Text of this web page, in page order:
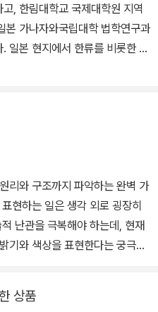
, 한림대학교 국제대학원 지역
본 가나자와국립대학 법학연구과
일본 현지에서 한류를 비롯한 한
없애는 루틴》, 《인생을 바꾸
는 불편한 심리학》 등이 있다.
리와 구조까지 파악하는 완벽 가
난관을 극복해야 하는데, 현재
기와 색상을 표현한다는 궁극적
가 치열하게 경쟁했지만, 지
상품